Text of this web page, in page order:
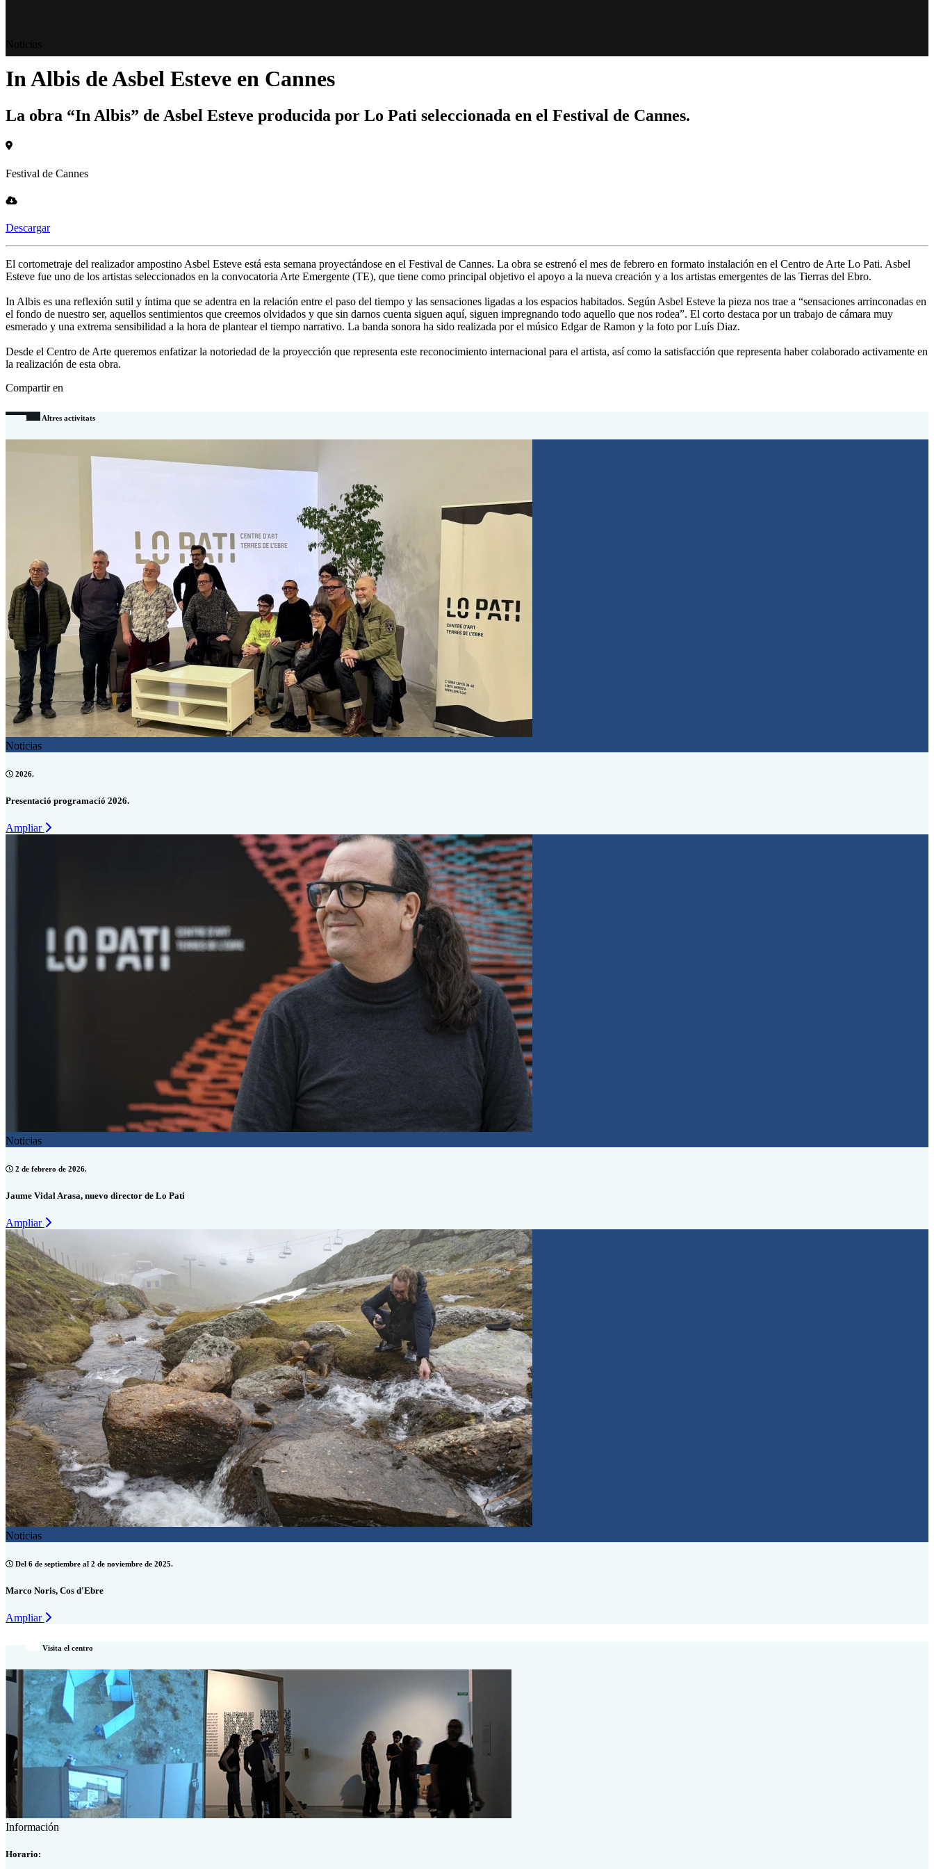
In Albis de Asbel Esteve en Cannes
La obra “In Albis” de Asbel Esteve producida por Lo Pati seleccionada en el Festival de Cannes.
Festival de Cannes
Descargar
El cortometraje del realizador ampostino Asbel Esteve está esta semana proyectándose en el Festival de Cannes. La obra se estrenó el mes de febrero en formato instalación en el Centro de Arte Lo Pati. Asbel
Esteve fue uno de los artistas seleccionados en la convocatoria Arte Emergente (TE), que tiene como principal objetivo el apoyo a la nueva creación y a los artistas emergentes de las Tierras del Ebro.
In Albis es una reflexión sutil y íntima que se adentra en la relación entre el paso del tiempo y las sensaciones ligadas a los espacios habitados. Según Asbel Esteve la pieza nos trae a “sensaciones arrinconadas en
el fondo de nuestro ser, aquellos sentimientos que creemos olvidados y que sin darnos cuenta siguen aquí, siguen impregnando todo aquello que nos rodea”. El corto destaca por un trabajo de cámara muy
esmerado y una extrema sensibilidad a la hora de plantear el tiempo narrativo. La banda sonora ha sido realizada por el músico Edgar de Ramon y la foto por Luís Diaz.
Desde el Centro de Arte queremos enfatizar la notoriedad de la proyección que representa este reconocimiento internacional para el artista, así como la satisfacción que representa haber colaborado activamente en
la realización de esta obra.
Compartir en
Altres activitats
Noticias
2026.
Presentació programació 2026.
Ampliar
Noticias
2 de febrero de 2026.
Jaume Vidal Arasa, nuevo director de Lo Pati
Ampliar
Noticias
Del 6 de septiembre al 2 de noviembre de 2025.
Marco Noris, Cos d'Ebre
Ampliar
Visita el centro
Información
Horario: